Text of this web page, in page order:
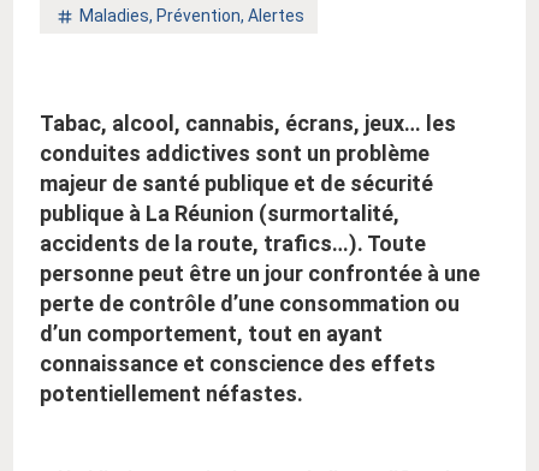
Mot
Maladies, Prévention, Alertes
Tabac, alcool, cannabis, écrans, jeux… les
conduites addictives sont un problème
majeur de santé publique et de sécurité
publique à La Réunion (surmortalité,
accidents de la route, trafics…). Toute
personne peut être un jour confrontée à une
perte de contrôle d’une consommation ou
d’un comportement, tout en ayant
connaissance et conscience des effets
potentiellement néfastes.